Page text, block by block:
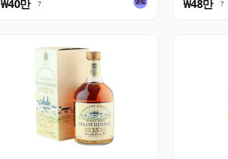
₩40만 ? ₩48만 ?